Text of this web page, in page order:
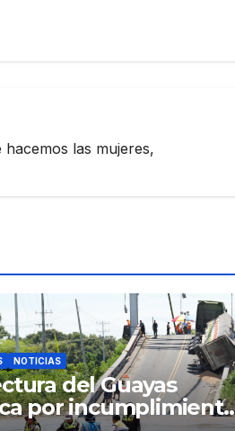
hacemos las mujeres,
NOTICIAS
del Guayas
por